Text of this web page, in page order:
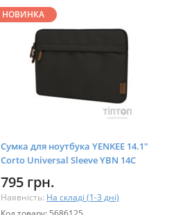
НОВИНКА
Сумка для ноутбука YENKEE 14.1"
Corto Universal Sleeve YBN 14C
795 грн.
Наявність: На складі (1-3 дні)